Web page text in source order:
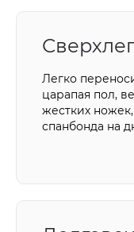
Легко
царапая пол,
жестких
спанбонда на